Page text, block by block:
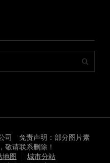
司 免责声明：部分图片素
敬请联系删除！
地图
城市分站